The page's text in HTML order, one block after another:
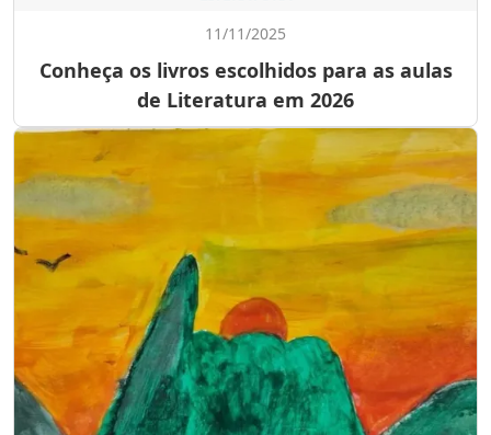
11/11/2025
Conheça os livros escolhidos para as aulas
de Literatura em 2026